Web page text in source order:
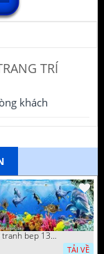
TRÍ
khách
file tranh bep 13 9 2022 decor phong bep
TẢI VỀ